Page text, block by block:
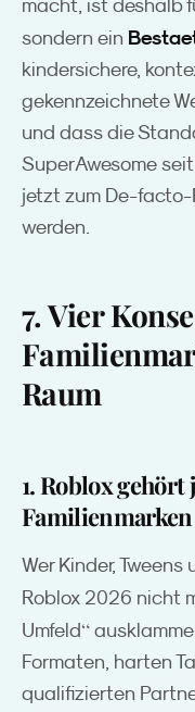
macht, ist deshalb
sondern ein
kindersichere,
gekennzeichnete
und dass die
SuperAwesome
jetzt zum De-
werden.
7. Vier
Raum
1. Roblox
Familienmarken
Wer Kinder,
Roblox 2026 nicht
Umfeld“
Formaten, harten
qualifizierten